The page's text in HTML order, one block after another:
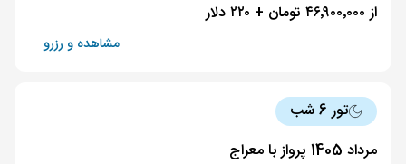
از ۴۶٬۹۰۰٬۰۰۰ تومان + ۲۲۰ دلار
مشاهده و رزرو
تور 6 شب
مرداد 1405 پرواز با معراج